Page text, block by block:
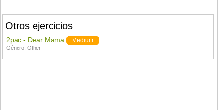
Otros ejercicios
2pac - Dear Mama Medium
Género:Other